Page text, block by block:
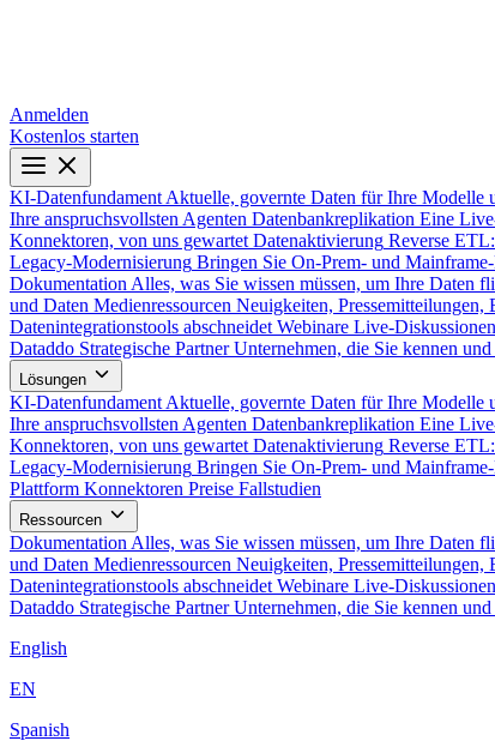
Anmelden
Kostenlos starten
KI-Datenfundament Aktuelle, governte Daten für Ihre Modelle
Ihre anspruchsvollsten Agenten Datenbankreplikation Eine
Konnektoren, von uns gewartet Datenaktivierung Reverse
Legacy-Modernisierung Bringen Sie On-Prem- und
Dokumentation Alles, was Sie wissen müssen, um Ihre Daten
und Daten Medienressourcen Neuigkeiten, Pressemitteilungen,
Datenintegrationstools abschneidet Webinare Live-
Dataddo Strategische Partner Unternehmen, die Sie kennen
Lösungen
KI-Datenfundament Aktuelle, governte Daten für Ihre Modelle
Ihre anspruchsvollsten Agenten Datenbankreplikation Eine
Konnektoren, von uns gewartet Datenaktivierung Reverse
Legacy-Modernisierung Bringen Sie On-Prem- und
Plattform Konnektoren Preise Fallstudien
Ressourcen
Dokumentation Alles, was Sie wissen müssen, um Ihre Daten
und Daten Medienressourcen Neuigkeiten, Pressemitteilungen,
Datenintegrationstools abschneidet Webinare Live-
Dataddo Strategische Partner Unternehmen, die Sie kennen
English
EN
Spanish